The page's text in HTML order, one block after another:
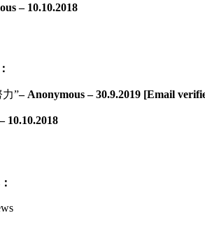
– 10.10.2018
力”– Anonymous – 30.9.2019 [Email
10.10.2018